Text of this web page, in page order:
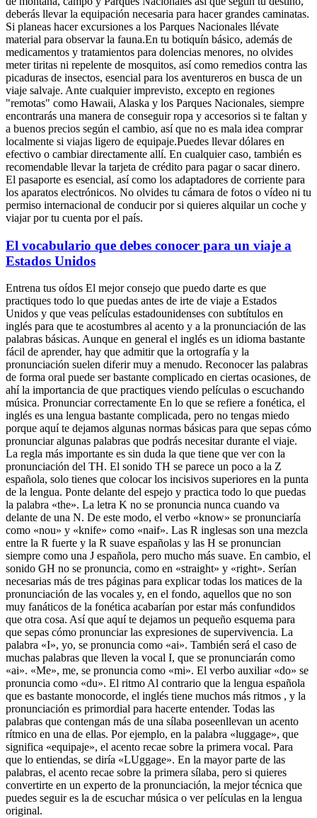
deberás llevar la equipación necesaria para hacer grandes caminatas.
Si planeas hacer excursiones a los Parques Nacionales llévate
material para observar la fauna.En tu botiquín básico, además de
medicamentos y tratamientos para dolencias menores, no olvides
meter tiritas ni repelente de mosquitos, así como remedios contra las
picaduras de insectos, esencial para los aventureros en busca de un
viaje salvaje. Ante cualquier imprevisto, excepto en regiones
"remotas" como Hawaii, Alaska y los Parques Nacionales, siempre
encontrarás una manera de conseguir ropa y accesorios si te faltan y
a buenos precios según el cambio, así que no es mala idea comprar
localmente si viajas ligero de equipaje.Puedes llevar dólares en
efectivo o cambiar directamente allí. En cualquier caso, también es
recomendable llevar la tarjeta de crédito para pagar o sacar dinero.
El pasaporte es esencial, así como los adaptadores de corriente para
los aparatos electrónicos. No olvides tu cámara de fotos o vídeo ni tu
permiso internacional de conducir por si quieres alquilar un coche y
viajar por tu cuenta por el país.
El vocabulario que debes conocer para un viaje a
Estados Unidos
Entrena tus oídos El mejor consejo que puedo darte es que
practiques todo lo que puedas antes de irte de viaje a Estados
Unidos y que veas películas estadounidenses con subtítulos en
inglés para que te acostumbres al acento y a la pronunciación de las
palabras básicas. Aunque en general el inglés es un idioma bastante
fácil de aprender, hay que admitir que la ortografía y la
pronunciación suelen diferir muy a menudo. Reconocer las palabras
de forma oral puede ser bastante complicado en ciertas ocasiones, de
ahí la importancia de que practiques viendo películas o escuchando
música. Pronunciar correctamente En lo que se refiere a fonética, el
inglés es una lengua bastante complicada, pero no tengas miedo
porque aquí te dejamos algunas normas básicas para que sepas cómo
pronunciar algunas palabras que podrás necesitar durante el viaje.
La regla más importante es sin duda la que tiene que ver con la
pronunciación del TH. El sonido TH se parece un poco a la Z
española, solo tienes que colocar los incisivos superiores en la punta
de la lengua. Ponte delante del espejo y practica todo lo que puedas
la palabra «the». La letra K no se pronuncia nunca cuando va
delante de una N. De este modo, el verbo «know» se pronunciaría
como «nou» y «knife» como «naif». Las R inglesas son una mezcla
entre la R fuerte y la R suave españolas y las H se pronuncian
siempre como una J española, pero mucho más suave. En cambio, el
sonido GH no se pronuncia, como en «straight» y «right». Serían
necesarias más de tres páginas para explicar todas los matices de la
pronunciación de las vocales y, en el fondo, aquellos que no son
muy fanáticos de la fonética acabarían por estar más confundidos
que otra cosa. Así que aquí te dejamos un pequeño esquema para
que sepas cómo pronunciar las expresiones de supervivencia. La
palabra «I», yo, se pronuncia como «ai». También será el caso de
muchas palabras que lleven la vocal I, que se pronunciarán como
«ai». «Me», me, se pronuncia como «mi». El verbo auxiliar «do» se
pronuncia como «du». El ritmo Al contrario que la lengua española
que es bastante monocorde, el inglés tiene muchos más ritmos , y la
pronunciación es primordial para hacerte entender. Todas las
palabras que contengan más de una sílaba poseenllevan un acento
rítmico en una de ellas. Por ejemplo, en la palabra «luggage», que
significa «equipaje», el acento recae sobre la primera vocal. Para
que lo entiendas, se diría «LUggage». En la mayor parte de las
palabras, el acento recae sobre la primera sílaba, pero si quieres
convertirte en un experto de la pronunciación, la mejor técnica que
puedes seguir es la de escuchar música o ver películas en la lengua
original.